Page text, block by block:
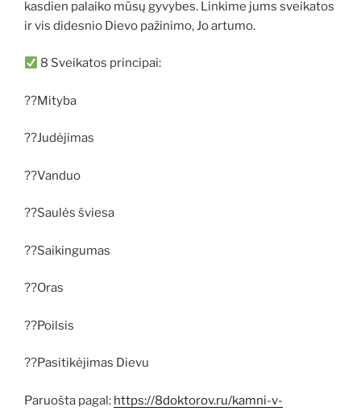
kasdien palaiko mūsų gyvybes. Linkime jums sveikatos
ir vis didesnio Dievo pažinimo, Jo artumo.
8 Sveikatos principai:
??Mityba
??Judėjimas
??Vanduo
??Saulės šviesa
??Saikingumas
??Oras
??Poilsis
??Pasitikėjimas Dievu
Paruošta pagal: https://8doktorov.ru/kamni-v-